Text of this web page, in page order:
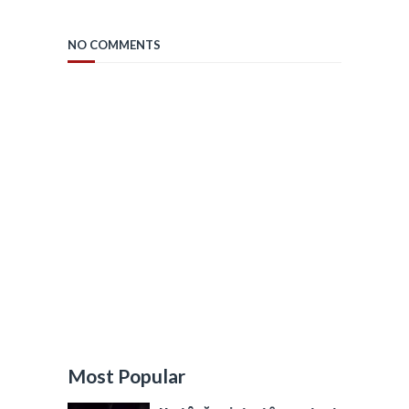
NO COMMENTS
Most Popular